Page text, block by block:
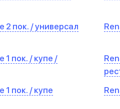
2 пок. / универсал
1 пок. / купе /
1 пок. / купе